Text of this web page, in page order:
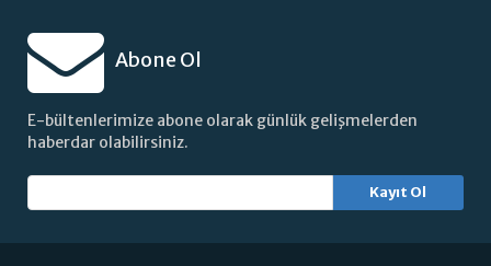
Abone Ol
E-bültenlerimize abone olarak günlük gelişmelerden
haberdar olabilirsiniz.
Kayıt Ol